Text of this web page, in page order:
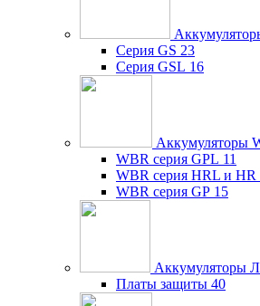
Серия GS 23
Серия GSL 16
Аккумуляторы
WBR серия GPL 11
WBR серия HRL и HR
WBR серия GP 15
Аккумуляторы
Платы защиты 40